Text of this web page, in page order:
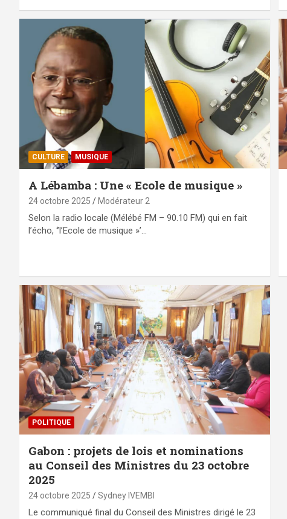
CULTURE MUSIQUE
A Lébamba : Une « Ecole de musique »
24 octobre 2025 Modérateur 2
‎Selon la radio locale (Mélébé FM – 90.10 FM) qui en fait
l’écho, ‘’l’Ecole de musique »’…
POLITIQUE
Gabon : projets de lois et nominations
au Conseil des Ministres du 23 octobre
2025
24 octobre 2025 Sydney IVEMBI
Le communiqué final du Conseil des Ministres dirigé le 23